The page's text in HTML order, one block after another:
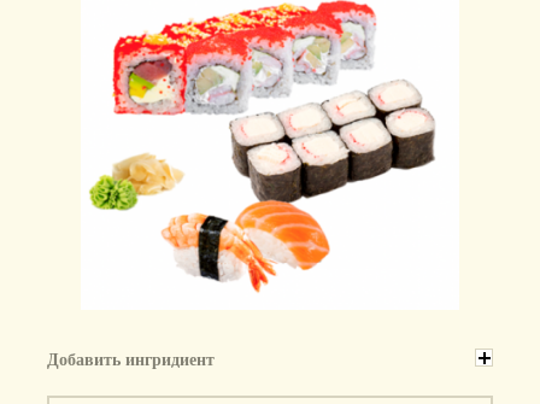
Добавить ингридиент